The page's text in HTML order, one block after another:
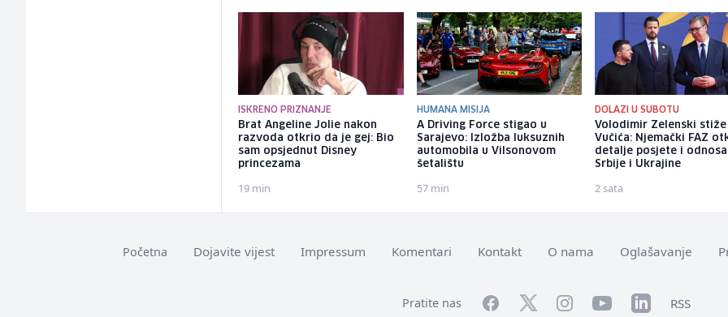
ISKRENO PRIZNANJE
Brat Angeline Jolie nakon
razvoda otkrio da je gej: Bio
sam opsjednut Disney
princezama
19 min
HUMANA MISIJA
A Driving Force stigao u
Sarajevo: Izložba luksuznih
automobila u Vilsonovom
šetalištu
57 min
DOLAZI U SUBOTU
Volodimir Zelenski
Vučića: Njemački FAZ
detalje posjete i odnosa
Srbije i Ukrajine
2 sata
Početna Dojavite vijest Impressum Komentari Kontakt O nama Oglašavanje
Pratite nas FacebookTwitterInstagramYouTubeLinkedInRSS